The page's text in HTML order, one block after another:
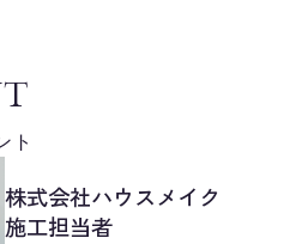
ト
株式会社ハウスメイク
施工担当者